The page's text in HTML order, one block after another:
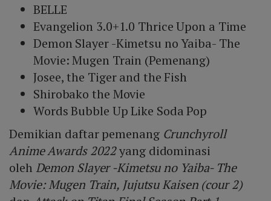
BELLE
Evangelion 3.0+1.0 Thrice Upon a Time
Demon Slayer -Kimetsu no Yaiba- The
Movie: Mugen Train (Pemenang)
Josee, the Tiger and the Fish
Shirobako the Movie
Words Bubble Up Like Soda Pop
Demikian daftar pemenang Crunchyroll
Anime Awards 2022yang didominasi
oleh Demon Slayer -Kimetsu no Yaiba- The
Movie: Mugen Train, Jujutsu Kaisen (cour 2)